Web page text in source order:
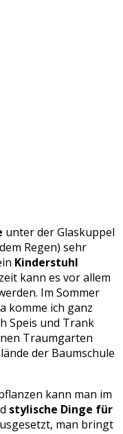
unter der Glaskuppel
Regen) sehr
Kinderstuhl
kann es vor allem
Im Sommer
komme ich ganz
Speis und Trank
Traumgarten
der Baumschule
kann man im
stylische Dinge für
man bringt